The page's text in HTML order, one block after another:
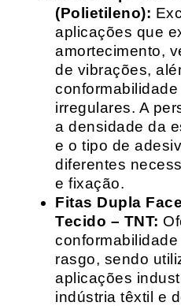
(Polietileno):
aplicações que
amortecimento,
de vibrações,
irregulares. A
a densidade da
e o tipo de
diferentes
e fixação.
Fitas Dupla
Tecido – TNT:
rasgo, sendo
aplicações
indústria têxtil e